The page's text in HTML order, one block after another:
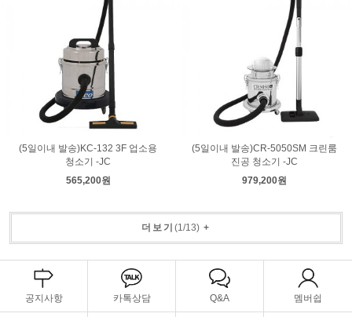
(5일이내 발송)KC-132 3F 업소용
청소기 -JC
565,200원
(5일이내 발송)CR-5050SM 크린룸
진공 청소기 -JC
979,200원
더보기 (1/13) +
공지사항 카톡상담 Q&A 멤버쉽